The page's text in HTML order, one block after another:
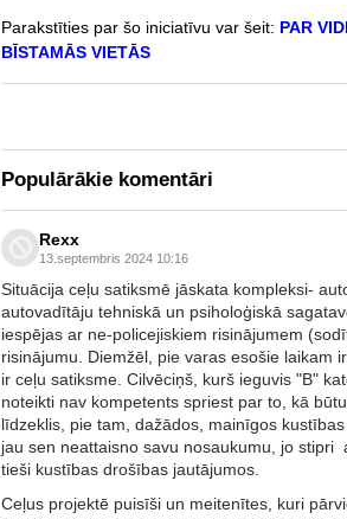
Parakstīties par šo iniciatīvu var šeit: PAR
BĪSTAMĀS VIETĀS
Populārākie komentāri
Rexx
13.septembris 2024 10:16
Situācija ceļu satiksmē jāskata kompleksi-
autovadītāju tehniskā un psiholoģiskā
iespējas ar ne-policejiskiem risinājumem
risinājumu. Diemžēl, pie varas esošie laikam
ir ceļu satiksme. Cilvēciņš, kurš ieguvis "B"
noteikti nav kompetents spriest par to, kā
līdzeklis, pie tam, dažādos, mainīgos
jau sen neattaisno savu nosaukumu, jo
tieši kustības drošības jautājumos.
Ceļus projektē puisīši un meitenītes, kuri